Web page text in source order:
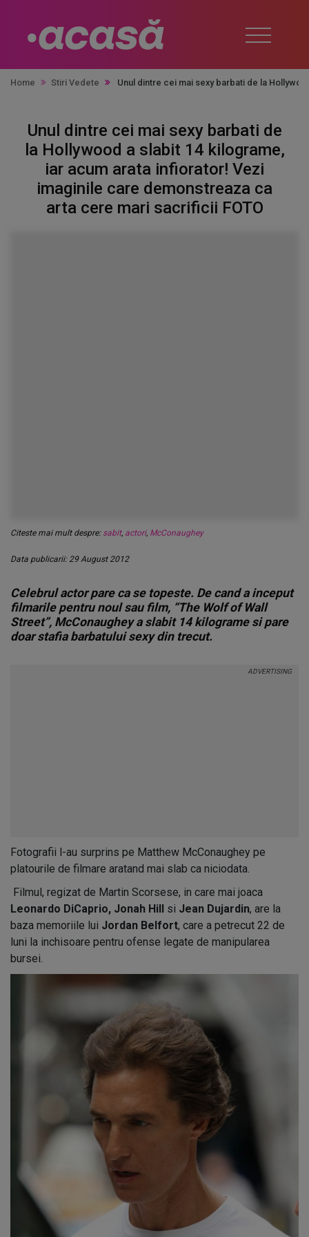
Home Stiri Vedete Unul dintre cei mai sexy barbati de la
Unul dintre cei mai sexy barbati de
la Hollywood a slabit 14 kilograme,
iar acum arata infiorator! Vezi
imaginile care demonstreaza ca
arta cere mari sacrificii FOTO
Citeste mai mult despre: sabit, actori, McConaughey
Data publicarii: 29 August 2012
Celebrul actor pare ca se topeste. De cand a inceput
filmarile pentru noul sau film, “The Wolf of Wall
Street”, McConaughey a slabit 14 kilograme si pare
doar stafia barbatului sexy din trecut.
Fotografii l-au surprins pe Matthew McConaughey pe
platourile de filmare aratand mai slab ca niciodata.
Filmul, regizat de Martin Scorsese, in care mai joaca
Leonardo DiCaprio, Jonah Hill si Jean Dujardin, are la
baza memoriile lui Jordan Belfort, care a petrecut 22 de
luni la inchisoare pentru ofense legate de manipularea
bursei.